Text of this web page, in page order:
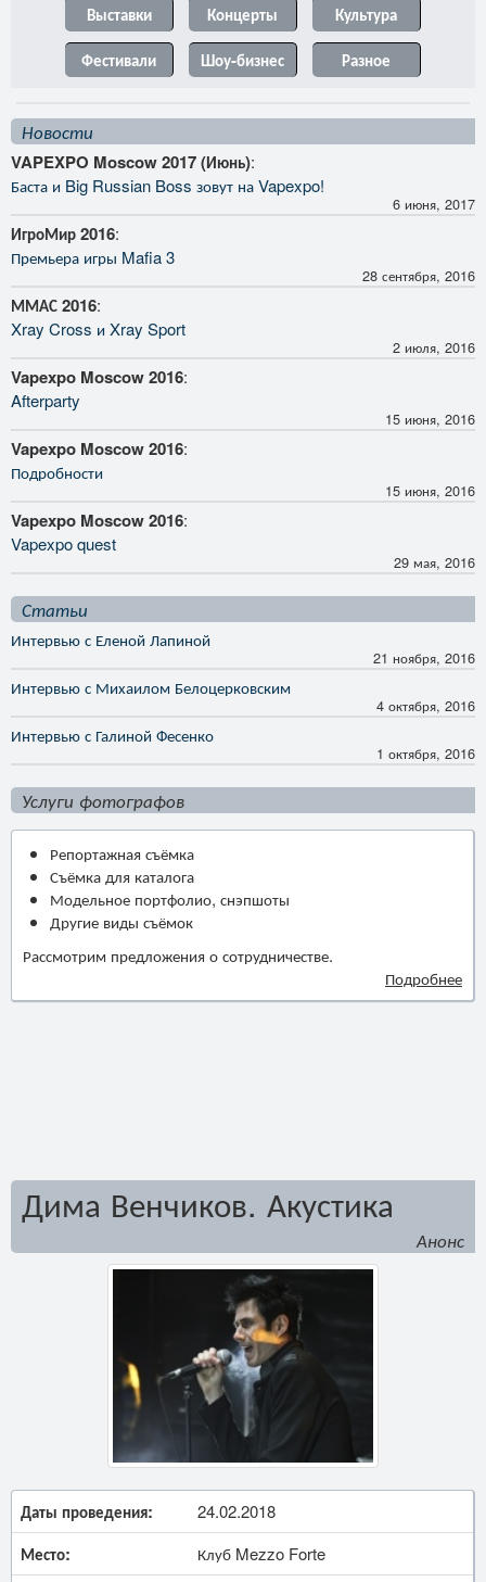
Выставки Концерты
Культура
Фестивали
Шоу-бизнес Разное
Новости
VAPEXPO Moscow 2017 (Июнь):
Баста и Big Russian Boss зовут на Vapexpo!
6 июня, 2017
ИгроМир 2016:
Премьера игры Mafia 3
28 сентября, 2016
ММАС 2016:
Xray Cross и Xray Sport
2 июля, 2016
Vapexpo Moscow 2016:
Afterparty
15 июня, 2016
Vapexpo Moscow 2016:
Подробности
15 июня, 2016
Vapexpo Moscow 2016:
Vapexpo quest
29 мая, 2016
Статьи
Интервью с Еленой Лапиной
21 ноября, 2016
Интервью с Михаилом Белоцерковским
4 октября, 2016
Интервью с Галиной Фесенко
1 октября, 2016
Услуги фотографов
Репортажная съёмка
Съёмка для каталога
Модельное портфолио, снэпшоты
Другие виды съёмок
Рассмотрим предложения о сотрудничестве.
Подробнее
Дима Венчиков. Акустика
Анонс
Даты проведения: 24.02.2018
Место: Клуб Mezzo Forte